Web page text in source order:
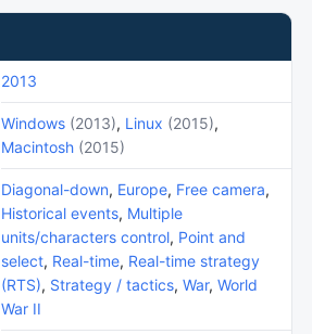
2013
Windows (2013), Linux (2015),
Macintosh (2015)
Diagonal-down, Europe, Free camera,
Historical events, Multiple
units/characters control, Point and
select, Real-time, Real-time strategy
(RTS), Strategy / tactics, War, World
War II